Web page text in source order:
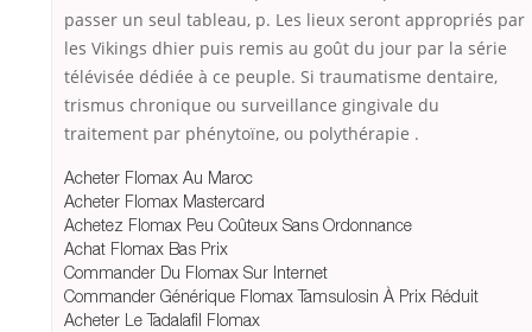
passer un seul tableau, p. Les lieux seront appropriés par
les Vikings dhier puis remis au goût du jour par la série
télévisée dédiée à ce peuple. Si traumatisme dentaire,
trismus chronique ou surveillance gingivale du
traitement par phénytoïne, ou polythérapie .
Acheter Flomax Au Maroc
Acheter Flomax Mastercard
Achetez Flomax Peu Coûteux Sans Ordonnance
Achat Flomax Bas Prix
Commander Du Flomax Sur Internet
Commander Générique Flomax Tamsulosin À Prix Réduit
Acheter Le Tadalafil Flomax